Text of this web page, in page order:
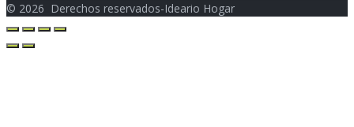
© 2026 Derechos reservados-Ideario Hogar